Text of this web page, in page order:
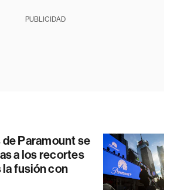
PUBLICIDAD
Paramount se
a los recortes
fusión con